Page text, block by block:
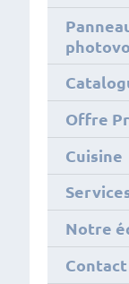
Offre
Cuisine
Notre
Contact